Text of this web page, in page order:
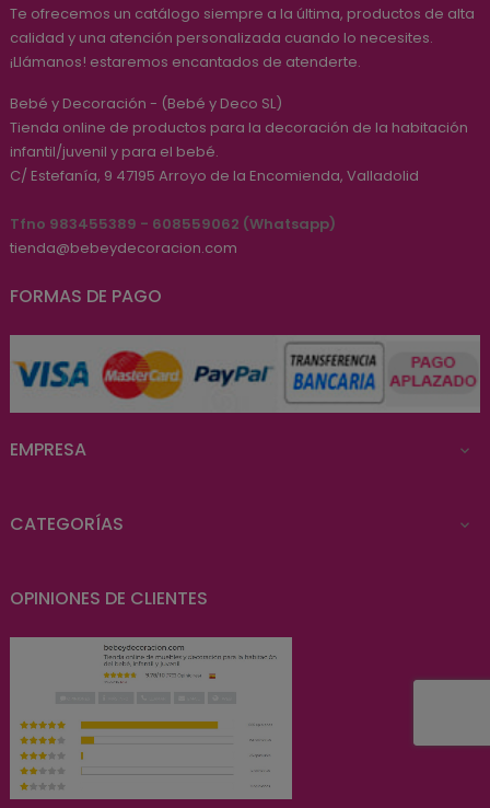
Te ofrecemos un catálogo siempre a la última, productos de alta
calidad y una atención personalizada cuando lo necesites.
¡Llámanos! estaremos encantados de atenderte.
Bebé y Decoración - (Bebé y Deco SL)
Tienda online de productos para la decoración de la habitación
infantil/juvenil y para el bebé.
C/ Estefanía, 9 47195 Arroyo de la Encomienda, Valladolid
Tfno 983455389 - 608559062 (Whatsapp)
tienda@bebeydecoracion.com
FORMAS DE PAGO
EMPRESA 
CATEGORÍAS 
OPINIONES DE CLIENTES